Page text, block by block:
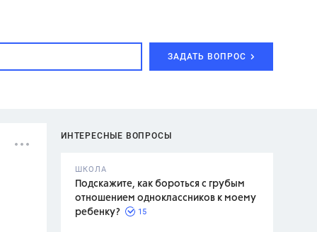
ЗАДАТЬ ВОПРОС
ИНТЕРЕСНЫЕ ВОПРОСЫ
ШКОЛА
Подскажите, как бороться с грубым
отношением одноклассников к моему
ребенку?
15